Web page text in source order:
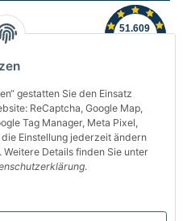
gestatten Sie den Einsatz
ReCaptcha, Google Map,
Tag Manager, Meta Pixel,
Einstellung jederzeit ändern
Details finden Sie unter
.